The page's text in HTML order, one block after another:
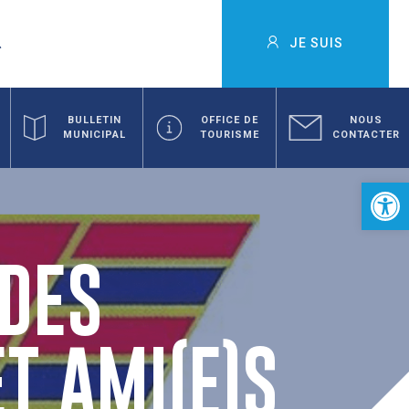
Ouvrir
JE SUIS
BULLETIN
MUNICIPAL
OFFICE DE
TOURISME
NOUS
CONTACTER
AMI(E)S